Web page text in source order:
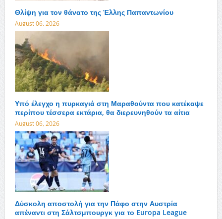
Θλίψη για τον θάνατο της Έλλης Παπαντωνίου
August 06, 2026
Υπό έλεγχο η πυρκαγιά στη Μαραθούντα που κατέκαψε
περίπου τέσσερα εκτάρια, θα διερευνηθούν τα αίτια
August 06, 2026
Δύσκολη αποστολή για την Πάφο στην Αυστρία
απέναντι στη Σάλτσμπουργκ για το Europa League